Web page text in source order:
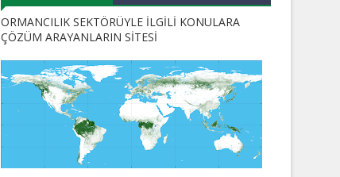
ORMANCILIK SEKTÖRÜYLE İLGİLİ KONULARA
ÇÖZÜM ARAYANLARIN SİTESİ